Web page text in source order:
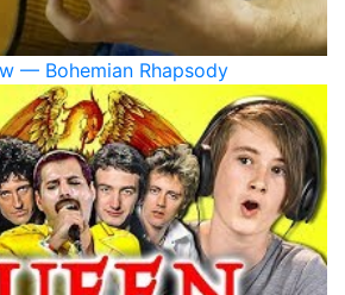
— Bohemian Rhapsody